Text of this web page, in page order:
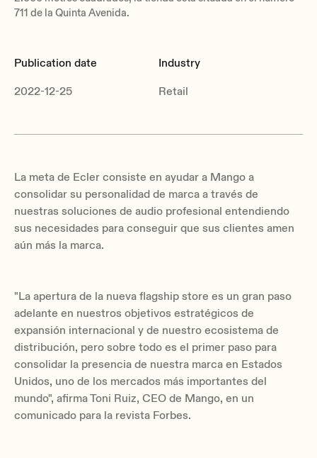
711 de la Quinta Avenida.
Publication date
2022-12-25
Industry
Retail
La meta de Ecler consiste en ayudar a Mango a
consolidar su personalidad de marca a través de
nuestras soluciones de audio profesional entendiendo
sus necesidades para conseguir que sus clientes amen
aún más la marca.
"La apertura de la nueva flagship store es un gran paso
adelante en nuestros objetivos estratégicos de
expansión internacional y de nuestro ecosistema de
distribución, pero sobre todo es el primer paso para
consolidar la presencia de nuestra marca en Estados
Unidos, uno de los mercados más importantes del
mundo", afirma Toni Ruiz, CEO de Mango, en un
comunicado para la revista Forbes.